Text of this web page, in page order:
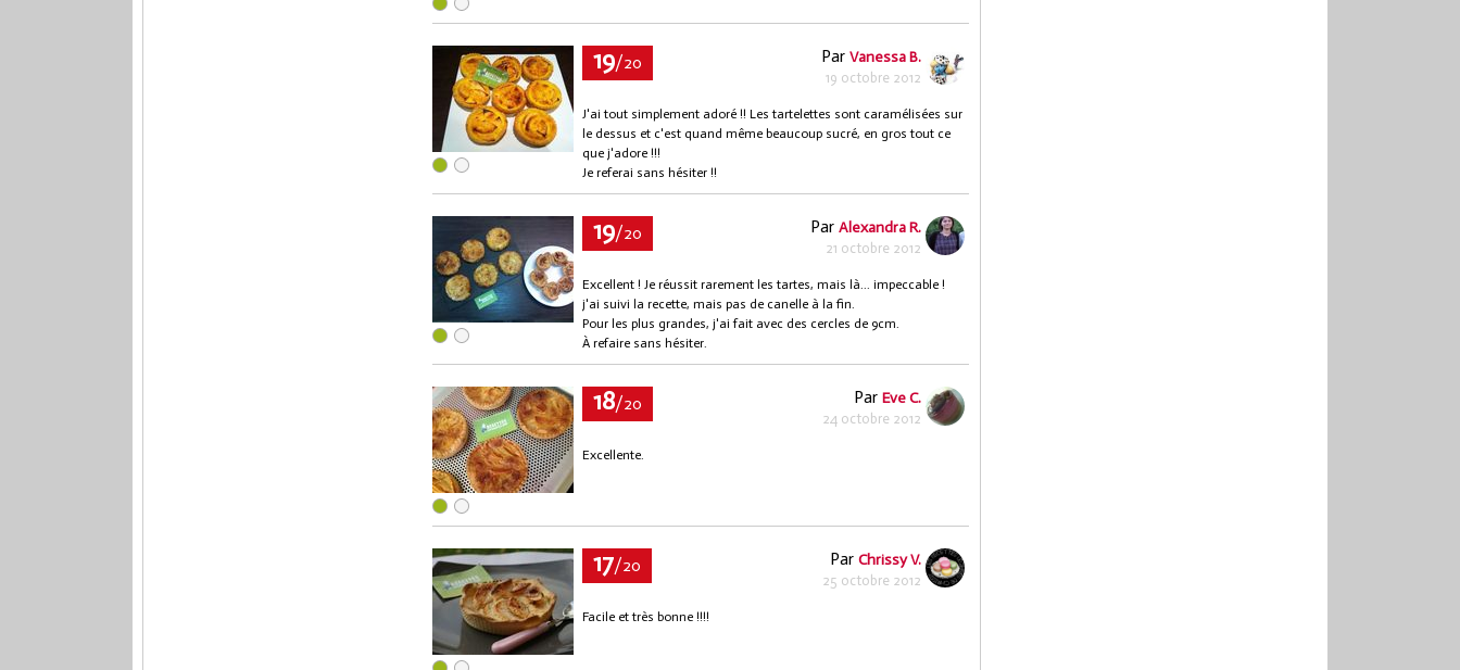
19/20 Par Vanessa B.
19 octobre 2012
J'ai tout simplement adoré !! Les tartelettes sont caramélisées sur
le dessus et c'est quand même beaucoup sucré, en gros tout ce
que j'adore !!!
Je referai sans hésiter !!
19/20 Par Alexandra R.
21 octobre 2012
Excellent ! Je réussit rarement les tartes, mais là... impeccable !
j'ai suivi la recette, mais pas de canelle à la fin.
Pour les plus grandes, j'ai fait avec des cercles de 9cm.
À refaire sans hésiter.
18/20 Par Eve C.
24 octobre 2012
Excellente.
17/20 Par Chrissy V.
25 octobre 2012
Facile et très bonne !!!!